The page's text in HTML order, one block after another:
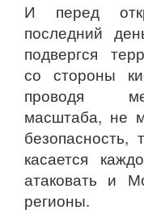
И перед
последний
подвергся
со стороны
проводя
масштаба, не
безопасность,
касается
атаковать и
регионы.